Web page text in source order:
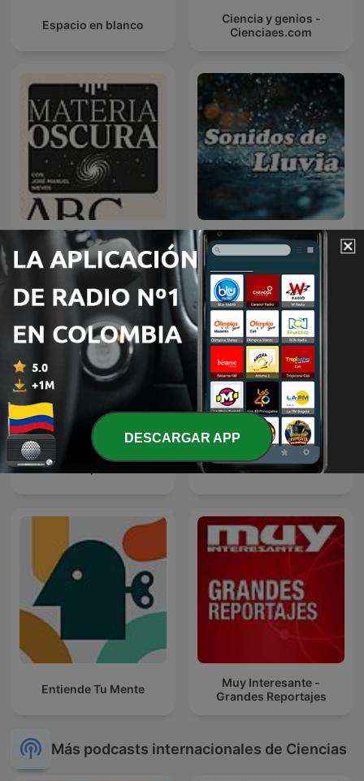
Espacio en blanco
Ciencia y genios -
Cienciaes.com
Materia Oscura Sonidos de Lluvia
Obsesión por el Cielo ZOE Science & Nutrition
Entiende Tu Mente
Muy Interesante -
Grandes Reportajes
Más podcasts internacionales de Ciencias
DESCARGAR APP